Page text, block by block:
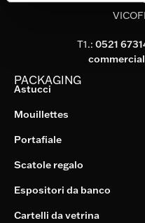
T1.: 0521
PACKAGING
Astucci
Mouillettes
Portafiale
Scatole regalo
Espositori da banco
Cartelli da vetrina